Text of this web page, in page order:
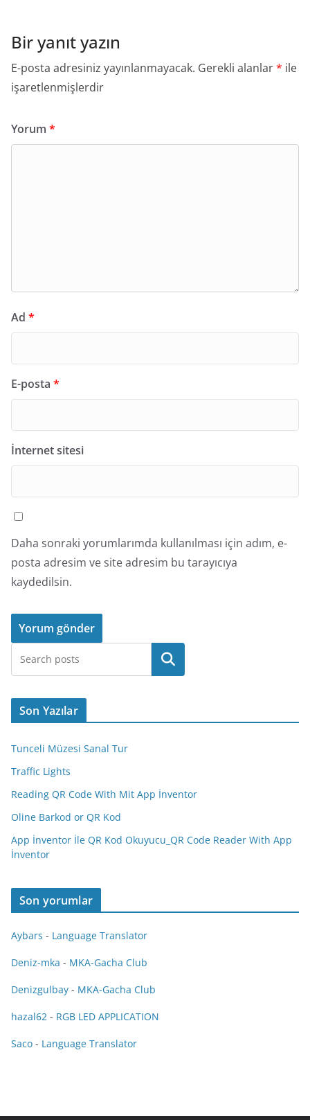
Bir yanıt yazın
E-posta adresiniz yayınlanmayacak. Gerekli alanlar* ile
işaretlenmişlerdir
Yorum *
Ad *
E-posta *
İnternet sitesi
Daha sonraki yorumlarımda kullanılması için adım, e-
posta adresim ve site adresim bu tarayıcıya
kaydedilsin.
Ara
Son Yazılar
Tunceli Müzesi Sanal Tur
Traffic Lights
Reading QR Code With Mit App İnventor
Oline Barkod or QR Kod
App İnventor İle QR Kod Okuyucu_QR Code Reader With App
İnventor
Son yorumlar
Aybars - Language Translator
Deniz-mka - MKA-Gacha Club
Denizgulbay - MKA-Gacha Club
hazal62 - RGB LED APPLICATION
Saco - Language Translator